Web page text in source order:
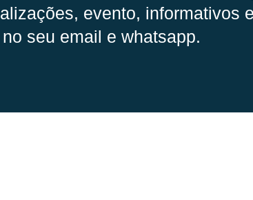
evento, informativos e
seu email e whatsapp.